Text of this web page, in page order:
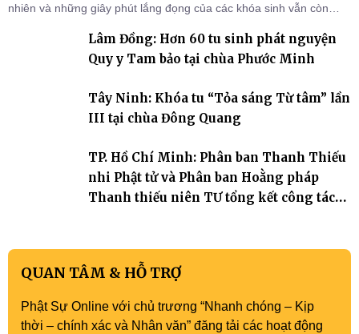
nhiên và những giây phút lắng đọng của các khóa sinh vẫn còn
Tháp). Những tuần tu học ngắn ngủi nhưng đã trở thành hành
trang quý báu, gieo những hạt giống thiện l
Lâm Đồng: Hơn 60 tu sinh phát nguyện
Quy y Tam bảo tại chùa Phước Minh
Tây Ninh: Khóa tu “Tỏa sáng Từ tâm” lần
III tại chùa Đông Quang
TP. Hồ Chí Minh: Phân ban Thanh Thiếu
nhi Phật tử và Phân ban Hoằng pháp
Thanh thiếu niên TƯ tổng kết công tác
QUAN TÂM & HỖ TRỢ
Phật Sự Online với chủ trương “Nhanh chóng – Kịp
thời – chính xác và Nhân văn” đăng tải các hoạt động